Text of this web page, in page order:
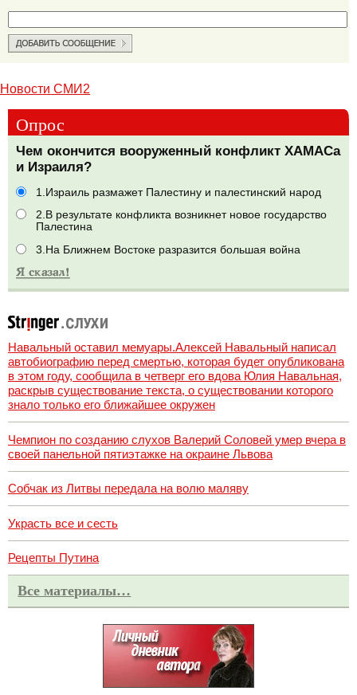
Новости СМИ2
Опрос
Чем окончится вооруженный конфликт ХАМАСа
и Израиля?
1.Израиль размажет Палестину и палестинский народ
2.В результате конфликта возникнет новое государство
Палестина
3.На Ближнем Востоке разразится большая война
Навальный оставил мемуары.Алексей Навальный написал
автобиографию перед смертью, которая будет опубликована
в этом году, сообщила в четверг его вдова Юлия Навальная,
раскрыв существование текста, о существовании которого
знало только его ближайшее окружен
Чемпион по созданию слухов Валерий Соловей умер вчера в
своей панельной пятиэтажке на окраине Львова
Собчак из Литвы передала на волю маляву
Украсть все и сесть
Рецепты Путина
Все материалы…